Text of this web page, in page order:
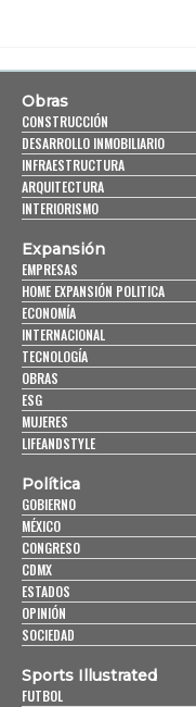
Obras
CONSTRUCCIÓN
DESARROLLO INMOBILIARIO
INFRAESTRUCTURA
ARQUITECTURA
INTERIORISMO
Expansión
EMPRESAS
HOME EXPANSIÓN POLITICA
ECONOMÍA
INTERNACIONAL
TECNOLOGÍA
OBRAS
ESG
MUJERES
LIFEANDSTYLE
Política
GOBIERNO
MÉXICO
CONGRESO
CDMX
ESTADOS
OPINIÓN
SOCIEDAD
Sports Illustrated
FUTBOL